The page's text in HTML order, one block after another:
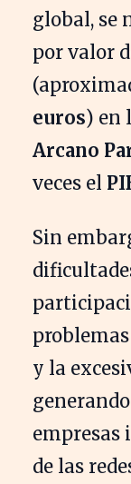
global, se
por valor
euros) en
Arcano
veces el
Sin
y la
empresas
de las